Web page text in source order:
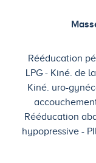
Rééducation
LPG
Kiné. de
Kiné. uro-
Rééducation
hypopressive